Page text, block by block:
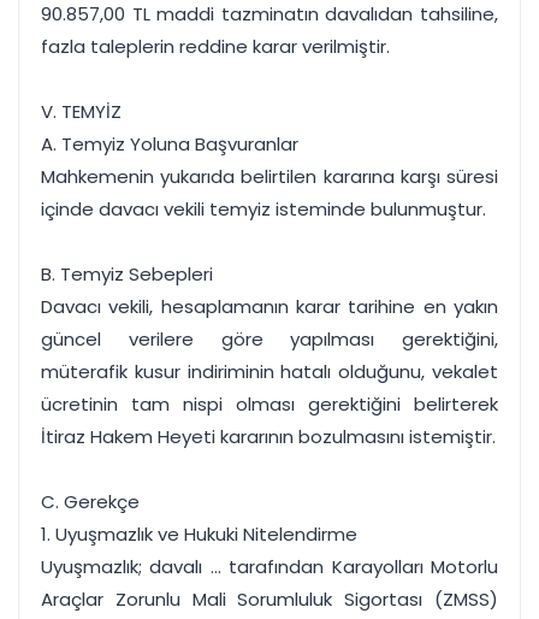
90.857,00 TL maddi tazminatın davalıdan tahsiline,
fazla taleplerin reddine karar verilmiştir.
V. TEMYİZ
A. Temyiz Yoluna Başvuranlar
Mahkemenin yukarıda belirtilen kararına karşı süresi
içinde davacı vekili temyiz isteminde bulunmuştur.
B. Temyiz Sebepleri
Davacı vekili, hesaplamanın karar tarihine en yakın
güncel verilere göre yapılması gerektiğini,
müterafik kusur indiriminin hatalı olduğunu, vekalet
ücretinin tam nispi olması gerektiğini belirterek
İtiraz Hakem Heyeti kararının bozulmasını istemiştir.
C. Gerekçe
1. Uyuşmazlık ve Hukuki Nitelendirme
Uyuşmazlık; davalı ... tarafından Karayolları Motorlu
Araçlar Zorunlu Mali Sorumluluk Sigortası (ZMSS)